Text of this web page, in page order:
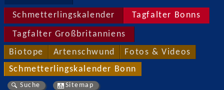
Schmetterlingskalender Tagfalter Bonns
Tagfalter Großbritanniens
Biotope Artenschwund Fotos & Videos
Schmetterlingskalender Bonn
Suche Sitemap